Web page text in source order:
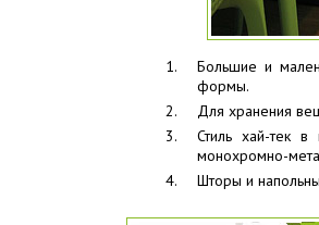
Большие и
формы.
Для хранения
Стиль хай-тек
монохромно-
Шторы и